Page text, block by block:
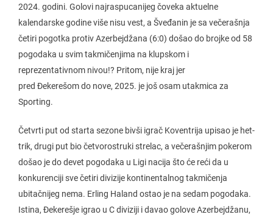
2024. godini. Golovi najraspucanijeg čoveka aktuelne
kalendarske godine više nisu vest, a Šveđanin je sa večerašnja
četiri pogotka protiv Azerbejdžana (6:0) došao do brojke od 58
pogodaka u svim takmičenjima na klupskom i
reprezentativnom nivou!? Pritom, nije kraj jer
pred Đekerešom do nove, 2025. je još osam utakmica za
Sporting.
Četvrti put od starta sezone bivši igrač Koventrija upisao je het-
trik, drugi put bio četvorostruki strelac, a večerašnjim pokerom
došao je do devet pogodaka u Ligi nacija što će reći da u
konkurenciji sve četiri divizije kontinentalnog takmičenja
ubitačnijeg nema. Erling Haland ostao je na sedam pogodaka.
Istina, Đekerešje igrao u C diviziji i davao golove Azerbejdžanu,